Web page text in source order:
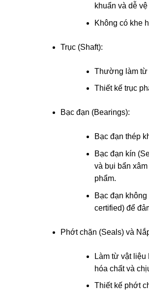
khuẩn và dễ
Không có khe
Trục (Shaft):
Thường làm từ
Thiết kế trục
Bạc đạn (Bearings):
Bạc đạn thép
Bạc đạn kín
và bụi bẩn
phẩm.
Bạc đạn
certified) để
Phớt chặn (Seals) và
Làm từ vật
hóa chất và
Thiết kế phớt